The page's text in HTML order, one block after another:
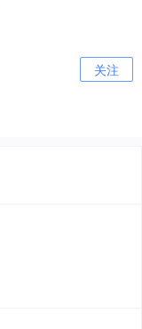
关注